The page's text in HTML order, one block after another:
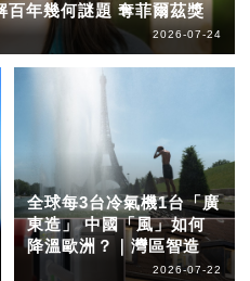
百年幾何謎題 奪菲爾茲獎
2026-07-24
全球每3台冷氣機1台「廣
東造」 中國「風」如何
降溫歐洲？｜灣區智造
2026-07-22